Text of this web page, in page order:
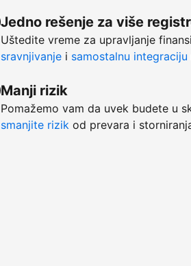
Jedno rešenje za više
Uštedite vreme za upravljanje
sravnjivanje i samostalnu integraciju
Manji rizik
Pomažemo vam da uvek budete u
smanjite rizik od prevara i